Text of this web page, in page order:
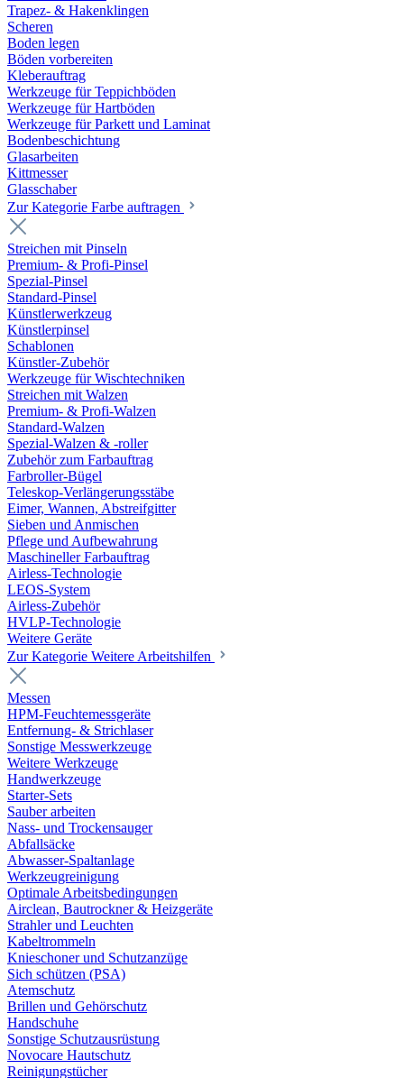
Trapez- & Hakenklingen
Scheren
Boden legen
Böden vorbereiten
Kleberauftrag
Werkzeuge für Teppichböden
Werkzeuge für Hartböden
Werkzeuge für Parkett und Laminat
Bodenbeschichtung
Glasarbeiten
Kittmesser
Glasschaber
Zur Kategorie Farbe auftragen
Streichen mit Pinseln
Premium- & Profi-Pinsel
Spezial-Pinsel
Standard-Pinsel
Künstlerwerkzeug
Künstlerpinsel
Schablonen
Künstler-Zubehör
Werkzeuge für Wischtechniken
Streichen mit Walzen
Premium- & Profi-Walzen
Standard-Walzen
Spezial-Walzen & -roller
Zubehör zum Farbauftrag
Farbroller-Bügel
Teleskop-Verlängerungsstäbe
Eimer, Wannen, Abstreifgitter
Sieben und Anmischen
Pflege und Aufbewahrung
Maschineller Farbauftrag
Airless-Technologie
LEOS-System
Airless-Zubehör
HVLP-Technologie
Weitere Geräte
Zur Kategorie Weitere Arbeitshilfen
Messen
HPM-Feuchtemessgeräte
Entfernung- & Strichlaser
Sonstige Messwerkzeuge
Weitere Werkzeuge
Handwerkzeuge
Starter-Sets
Sauber arbeiten
Nass- und Trockensauger
Abfallsäcke
Abwasser-Spaltanlage
Werkzeugreinigung
Optimale Arbeitsbedingungen
Airclean, Bautrockner & Heizgeräte
Strahler und Leuchten
Kabeltrommeln
Knieschoner und Schutzanzüge
Sich schützen (PSA)
Atemschutz
Brillen und Gehörschutz
Handschuhe
Sonstige Schutzausrüstung
Novocare Hautschutz
Reinigungstücher